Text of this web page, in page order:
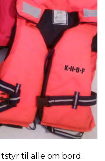
til alle om bord.